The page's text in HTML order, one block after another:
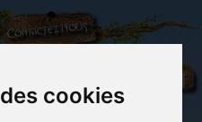
cookies
Contactez-nous